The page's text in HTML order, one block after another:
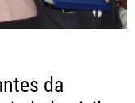
da